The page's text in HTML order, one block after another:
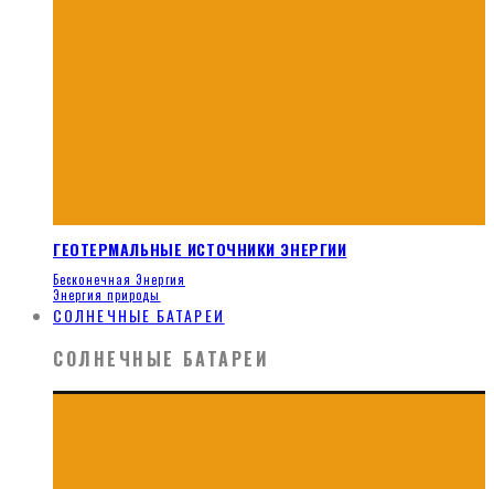
ГЕОТЕРМАЛЬНЫЕ ИСТОЧНИКИ ЭНЕРГИИ
Бесконечная Энергия
Энергия природы
СОЛНЕЧНЫЕ БАТАРЕИ
СОЛНЕЧНЫЕ БАТАРЕИ